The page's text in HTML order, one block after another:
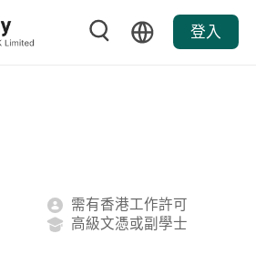
登入
需有香港工作許可
高級文憑或副學士